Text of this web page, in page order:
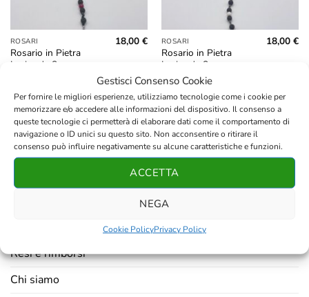
Gestisci Consenso Cookie
Per fornire le migliori esperienze, utilizziamo tecnologie come i cookie per
memorizzare e/o accedere alle informazioni del dispositivo. Il consenso a
queste tecnologie ci permetterà di elaborare dati come il comportamento di
navigazione o ID unici su questo sito. Non acconsentire o ritirare il
consenso può influire negativamente su alcune caratteristiche e funzioni.
ACCETTA
NEGA
Cookie PolicyPrivacy Policy
ROSARI
Rosario in Pietra
Lavica da 8mm,
Ossidiana Sfaccettata
8mm
18,00€ ROSARI
Rosario in Pietra
Lavica da 8mm,
Ematite Sfaccettata e
Palline Bianche da
8mm
18,00€
AZIENDA
Resi e rimborsi
Chi siamo